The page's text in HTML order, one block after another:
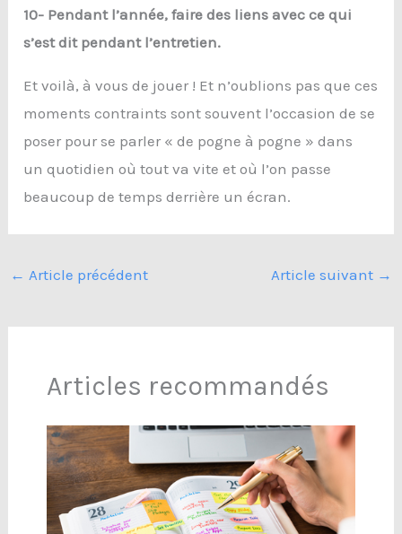
10- Pendant l’année, faire des liens avec ce qui
s’est dit pendant l’entretien.
Et voilà, à vous de jouer ! Et n’oublions pas que ces
moments contraints sont souvent l’occasion de se
poser pour se parler « de pogne à pogne » dans
un quotidien où tout va vite et où l’on passe
beaucoup de temps derrière un écran.
← Article précédent Article suivant →
Articles recommandés